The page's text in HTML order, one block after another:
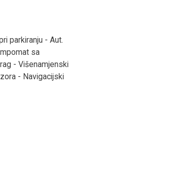
parkiranju - Aut.
sa
- Višenamjenski
- Navigacijski